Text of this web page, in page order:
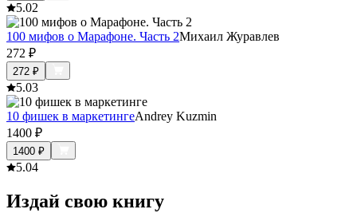
5.02
100 мифов о Марафоне. Часть 2Михаил Журавлев
272 ₽
272 ₽
5.03
10 фишек в маркетингеAndrey Kuzmin
1400 ₽
1400 ₽
5.04
Издай свою книгу